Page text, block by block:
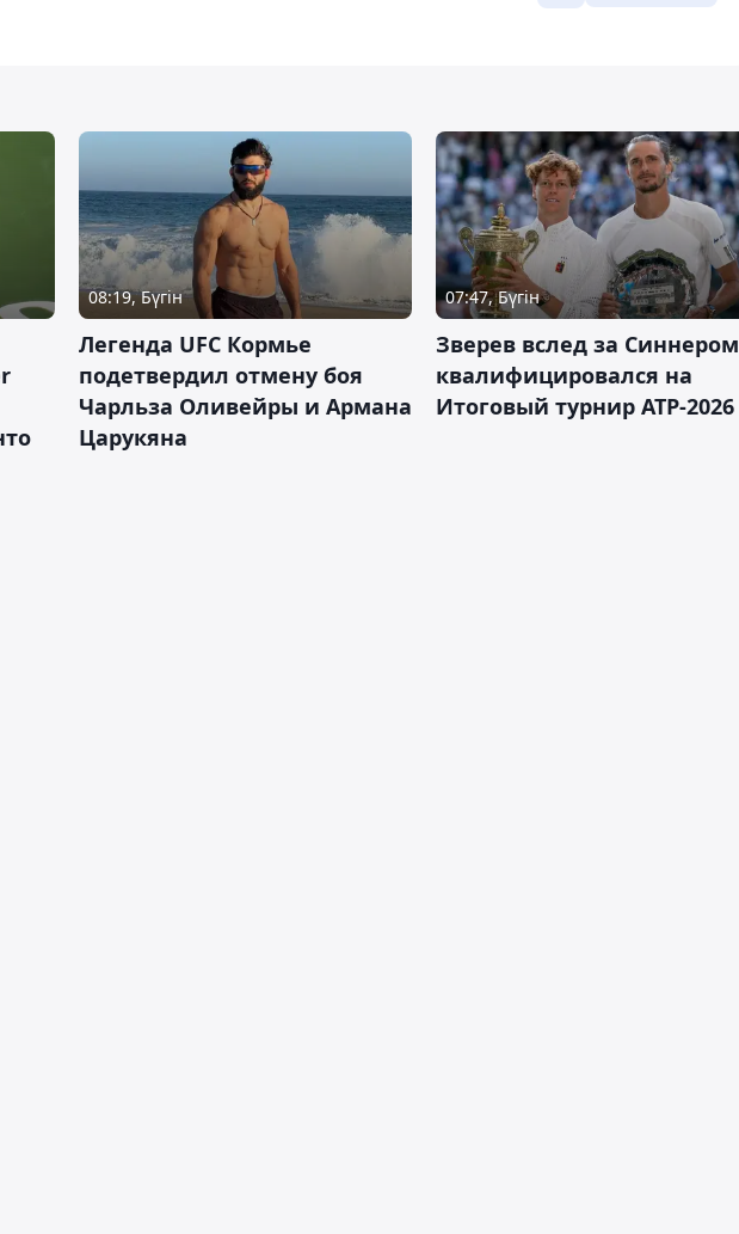
08:19, Бүгін
Легенда UFC Кормье
подетвердил отмену боя
Чарльза Оливейры и Армана
Царукяна
07:47, Бүгін
Зверев вслед за Синнером
квалифицировался на
Итоговый турнир ATP-2026